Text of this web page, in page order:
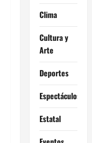
Clima
Cultura y
Arte
Deportes
Espectáculos
Estatal